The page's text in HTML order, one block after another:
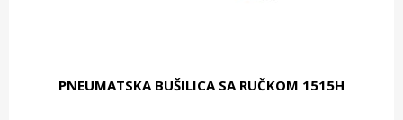
PNEUMATSKA BUŠILICA SA RUČKOM 1515H